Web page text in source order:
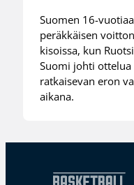
Suomen 16-
peräkkäisen
kisoissa, kun
Suomi johti
ratkaisevan eron
aikana.